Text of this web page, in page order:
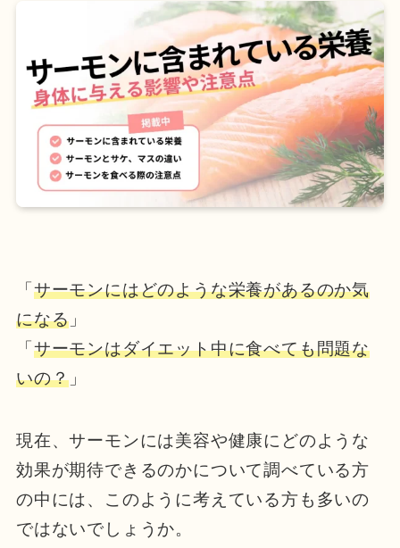
「サーモンにはどのような栄養があるのか気
になる 」
「サーモンはダイエット中に食べても問題な
いの？ 」
現在、サーモンには美容や健康にどのような
効果が期待できるのかについて調べている方
の中には、このように考えている方も多いの
ではないでしょうか。